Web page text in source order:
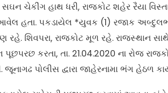
ચેકીંગ હાથ ધરી, રાજકોટ શહેર રૈયા
હતા. પકડાયેલ *યુવક (1) રજાક
શિવપરા, રાજકોટ મૂળ રહે. રાજસ્થાન
કરતા, તા. 21.04.2020 ના રોજ
પોલીસ દ્વારા જાહેરનામા ભંગ હેઠળ